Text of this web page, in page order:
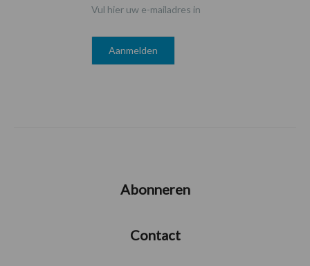
Vul hier uw e-mailadres in
Abonneren
Contact